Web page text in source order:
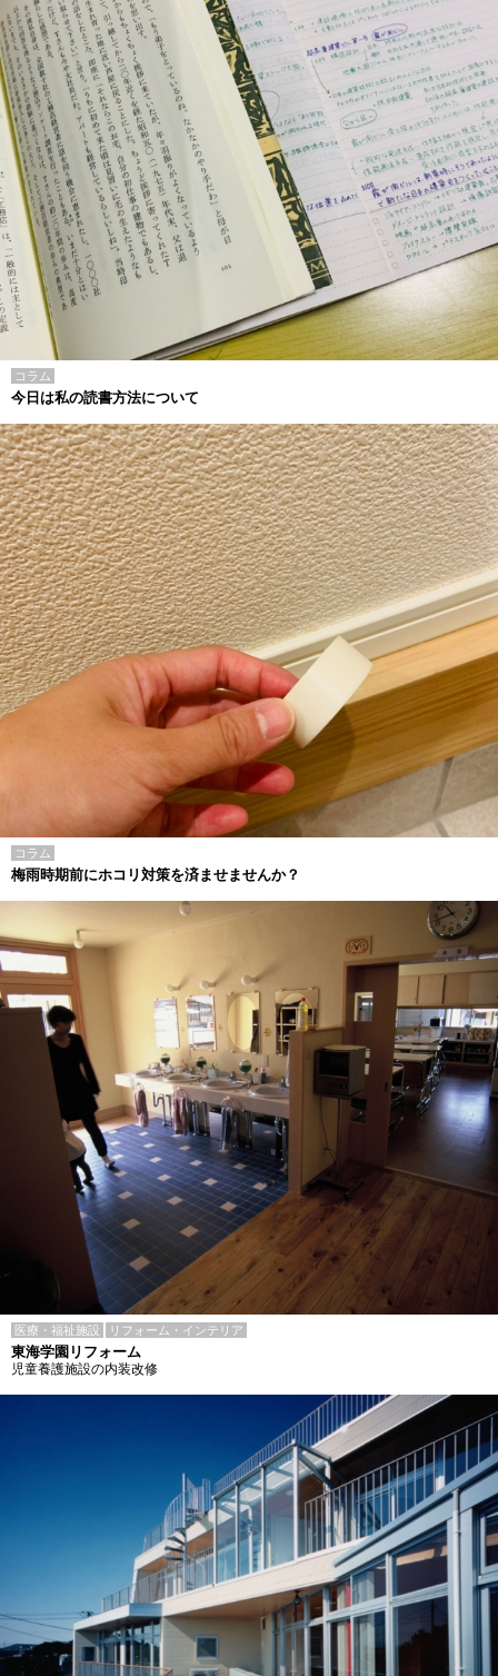
コラム
今日は私の読書方法について
コラム
梅雨時期前にホコリ対策を済ませませんか？
医療・福祉施設 リフォーム・インテリア
東海学園リフォーム
児童養護施設の内装改修